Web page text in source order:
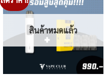
wishlist
สินค้าหมดแล้ว